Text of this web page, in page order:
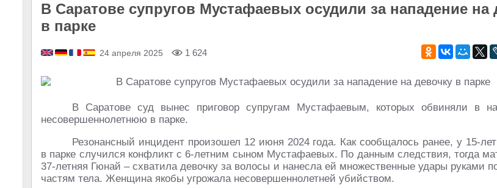
В Саратове супругов Мустафаевых осудили за нападение на
в парке
24 апреля 2025 1 624
В Саратове суд вынес приговор супругам Мустафаевым, которых обвиняли в
несовершеннолетнюю в парке.
Резонансный инцидент произошел 12 июня 2024 года. Как сообщалось ранее, у 15-​
в парке случился конфликт с 6-​летним сыном Мустафаевых. По данным следствия, тогда
37-​летняя Гюнай – схватила девочку за волосы и нанесла ей множественные удары руками
частям тела. Женщина якобы угрожала несовершеннолетней убийством.